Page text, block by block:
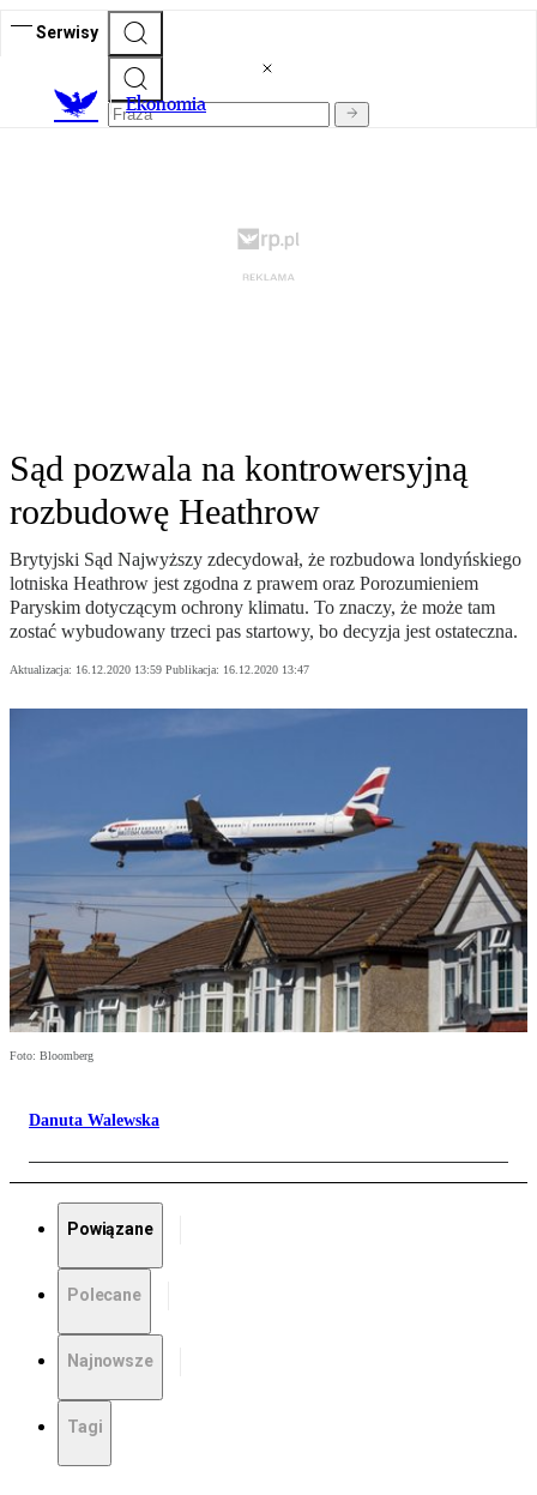
Serwisy
Ekonomia
Sąd pozwala na kontrowersyjną
rozbudowę Heathrow
Brytyjski Sąd Najwyższy zdecydował, że rozbudowa londyńskiego
lotniska Heathrow jest zgodna z prawem oraz Porozumieniem
Paryskim dotyczącym ochrony klimatu. To znaczy, że może tam
zostać wybudowany trzeci pas startowy, bo decyzja jest ostateczna.
Aktualizacja: 16.12.2020 13:59 Publikacja: 16.12.2020 13:47
Foto: Bloomberg
Danuta Walewska
Powiązane
Polecane
Najnowsze
Tagi